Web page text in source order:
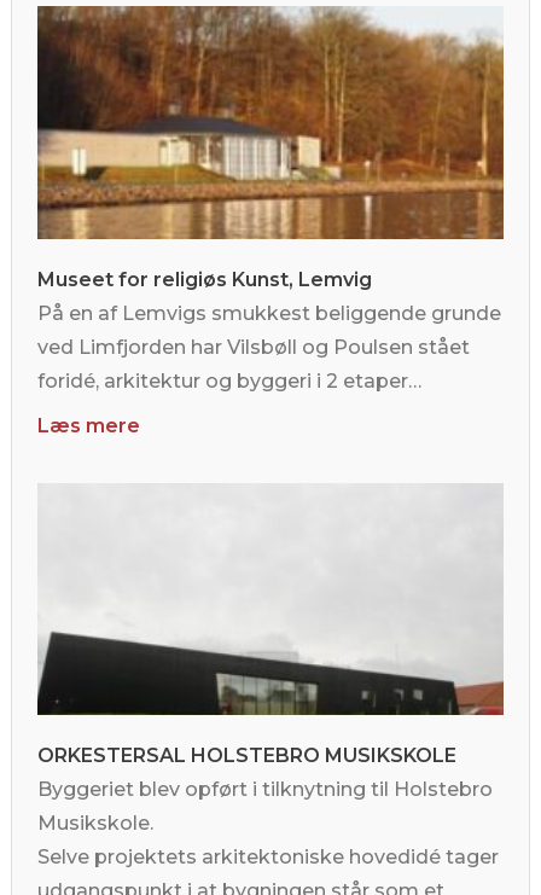
Museet for religiøs Kunst, Lemvig
På en af Lemvigs smukkest beliggende grunde
ved Limfjorden har Vilsbøll og Poulsen stået
foridé, arkitektur og byggeri i 2 etaper…
Læs mere
ORKESTERSAL HOLSTEBRO MUSIKSKOLE
Byggeriet blev opført i tilknytning til Holstebro
Musikskole.
Selve projektets arkitektoniske hovedidé tager